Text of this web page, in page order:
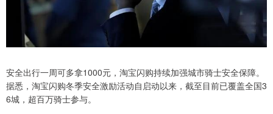
安全出行一周可多拿1000元，淘宝闪购持续加强城市骑士安全保障。
据悉，淘宝闪购冬季安全激励活动自启动以来，截至目前已覆盖全国3
6城，超百万骑士参与。